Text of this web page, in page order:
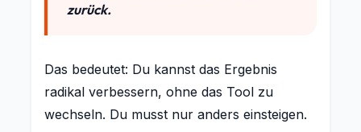
zurück.
Das bedeutet: Du kannst das Ergebnis
radikal verbessern, ohne das Tool zu
wechseln. Du musst nur anders einsteigen.